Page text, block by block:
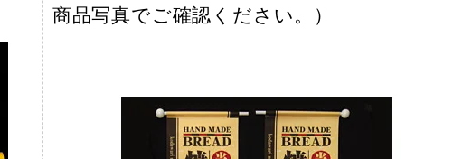
商品写真でご確認ください。）